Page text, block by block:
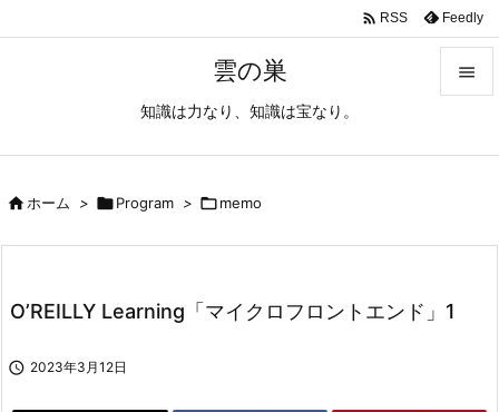
雲の巣
知識は力なり、知識は宝なり。

 RSS Feedly
ホーム > Program > memo
O’REILLY Learning「マイクロフロントエンド」1
 2023年3月12日